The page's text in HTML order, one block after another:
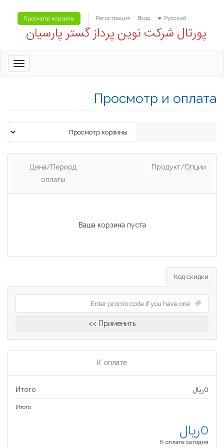
Русский
Вход
Регистрация
Просмотр корзины
پورتال شرکت نوین پرداز گستر پارسیان
Просмотр и оплата
Продукт/Опции
Цена/Период
оплаты
Ваша корзина пуста
Код скидки
Применить >>
К оплате
Итого 0ریال
Итого
0ریال
К оплате сегодня